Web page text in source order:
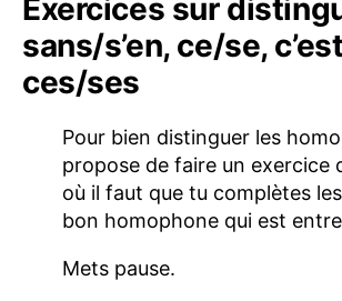
Exercices sur
sans/s’en, ce/se,
ces/ses
Pour bien distinguer les
propose de faire un exercice
où il faut que tu complètes
bon homophone qui est
Mets pause.